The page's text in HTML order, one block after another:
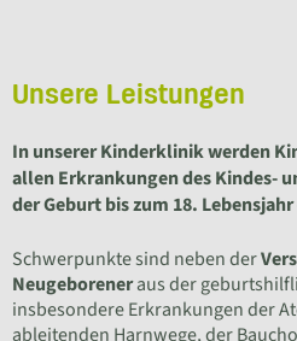
Unsere Leistungen
In unserer Kinderklinik werden
allen Erkrankungen des Kindes-
der Geburt bis zum 18.
Schwerpunkte sind neben der
Neugeboreneraus der
insbesondere Erkrankungen der
ableitenden Harnwege, der